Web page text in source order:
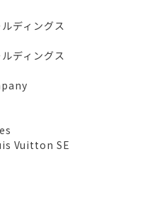
ディングス
ディングス
Vuitton SE